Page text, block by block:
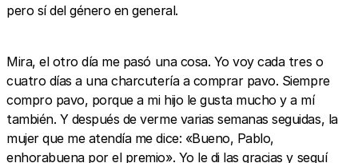
pero sí del género en general.
Mira, el otro día me pasó una cosa. Yo voy cada tres o
cuatro días a una charcutería a comprar pavo. Siempre
compro pavo, porque a mi hijo le gusta mucho y a mí
también. Y después de verme varias semanas seguidas, la
mujer que me atendía me dice: «Bueno, Pablo,
enhorabuena por el premio». Yo le di las gracias y seguí